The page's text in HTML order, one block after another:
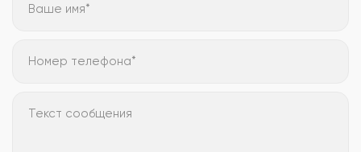
Ваше имя*
Номер телефона*
Текст сообщения